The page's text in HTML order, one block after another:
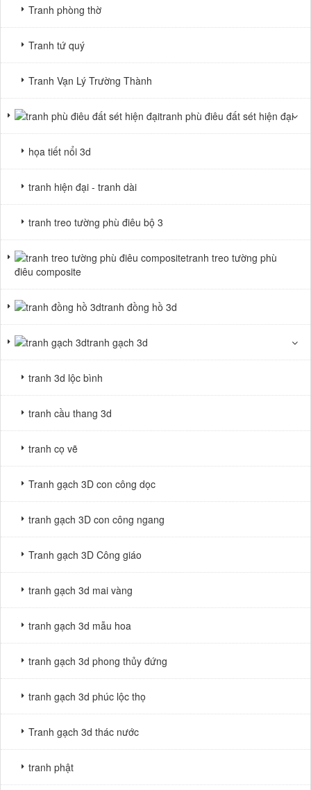
Tranh phòng thờ
Tranh tứ quý
Tranh Vạn Lý Trường Thành
tranh phù điêu đất sét hiện đại
họa tiết nổi 3d
tranh hiện đại - tranh dài
tranh treo tường phù điêu bộ 3
tranh treo tường phù
điêu composite
tranh đồng hồ 3d
tranh gạch 3d
tranh 3d lộc bình
tranh cầu thang 3d
tranh cọ vẽ
Tranh gạch 3D con công dọc
tranh gạch 3D con công ngang
Tranh gạch 3D Công giáo
tranh gạch 3d mai vàng
tranh gạch 3d mẫu hoa
tranh gạch 3d phong thủy đứng
tranh gạch 3d phúc lộc thọ
Tranh gạch 3d thác nước
tranh phật